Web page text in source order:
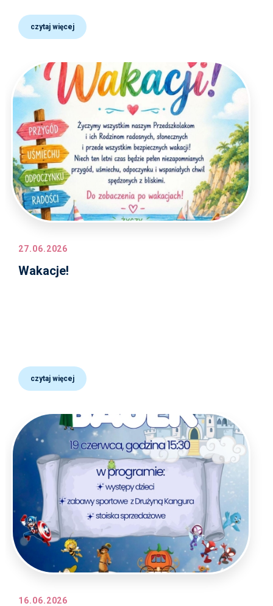
czytaj więcej
27.06.2026
Wakacje!
czytaj więcej
16.06.2026